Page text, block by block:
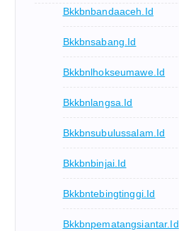
Bkkbnbandaaceh.id
Bkkbnsabang.id
Bkkbnlhokseumawe.id
Bkkbnlangsa.id
Bkkbnsubulussalam.id
Bkkbnbinjai.id
Bkkbntebingtinggi.id
Bkkbnpematangsiantar.id